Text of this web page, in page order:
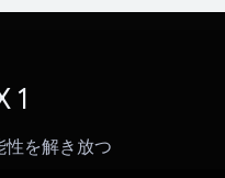
1
性を解き放つ